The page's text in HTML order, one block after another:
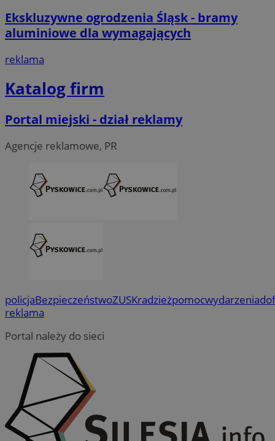
Ekskluzywne ogrodzenia Śląsk - bramy
aluminiowe dla wymagających
reklama
Katalog firm
Portal miejski - dział reklamy
Agencje reklamowe, PR
policjaBezpieczeństwoZUSKradzieżpomocwydarzenia
reklama
Portal należy do sieci